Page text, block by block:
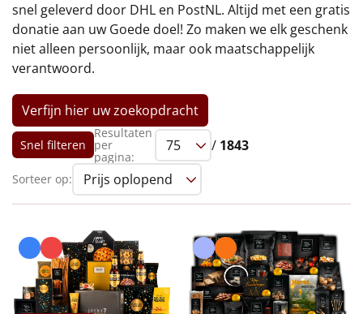
Luxe
Mannen
Vrouwen
Duurzaam
Leuke
Uniek
Alle thema's
snel geleverd door DHL en PostNL. Altijd met een gratis
donatie aan uw Goede doel! Zo maken we elk geschenk
niet alleen persoonlijk, maar ook maatschappelijk
verantwoord.
Verfijn hier uw zoekopdracht
Snel filteren
Resultaten
per
pagina:
/ 1843
Sorteer op: